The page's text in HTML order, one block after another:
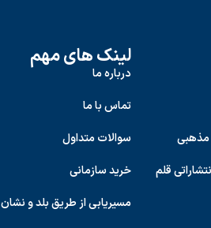
مذهبی
قلم
لینک های مهم
درباره ما
تماس با ما
سوالات متداول
خرید سازمانی
مسیریابی از طریق بلد و نشان